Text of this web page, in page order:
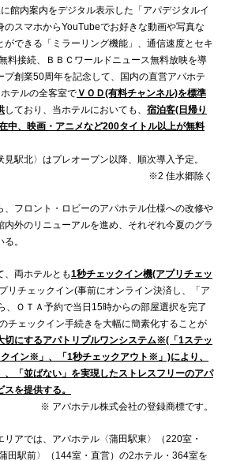
館内案内をデジタル表示した「アパデジタルイ
のスマホからYouTubeでお好きな動画や写真な
ができる「ミラーリング機能」、通信速度とセキ
料接続、ＢＢＣワールドニュース無料放映を導
プ創業50周年を記念して、国内の直営アパホテ
テルの全客室でＶＯＤ(有料チャンネル)を標準
しており、当ホテルにおいても、 宿泊客(日帰り
中、映画・アニメなど200タイトル以上が無料
駅北〉はプレオープン以降、順次導入予定。
※2 佳水郷除く
フロント・ロビーのアパホテル仕様への改修や
外のリニューアルを進め、それぞれ今夏のグラ
。
両ホテルとも1秒チェックイン機(アプリチェッ
リチェックイン(事前にオンライン決済し、「ア
、ＯＴＡ予約で当日15時からの部屋選択を完了
チェックイン手続きを大幅に簡素化することが
切にするアパトリプルワンシステム※(「1ステッ
イン※」、「1秒チェックアウト※」)により、
、「並ばない」を実現したストレスフリーのアパ
を提供する。
※ アパホテル株式会社の登録商標です。
アでは、アパホテル〈蒲田駅東〉（220室・
田駅前〉（144室・直営）の2ホテル・364室を